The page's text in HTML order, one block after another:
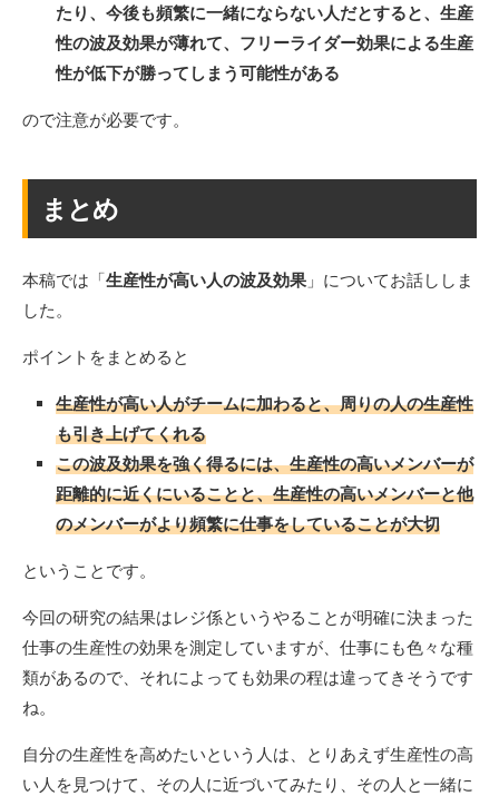
たり、今後も頻繁に一緒にならない人だとすると、生産
性の波及効果が薄れて、フリーライダー効果による生産
性が低下が勝ってしまう可能性がある
ので注意が必要です。
まとめ
本稿では「生産性が高い人の波及効果 」についてお話ししま
した。
ポイントをまとめると
生産性が高い人がチームに加わると、周りの人の生産性
も引き上げてくれる
この波及効果を強く得るには、生産性の高いメンバーが
距離的に近くにいることと、生産性の高いメンバーと他
のメンバーがより頻繁に仕事をしていることが大切
ということです。
今回の研究の結果はレジ係というやることが明確に決まった
仕事の生産性の効果を測定していますが、仕事にも色々な種
類があるので、それによっても効果の程は違ってきそうです
ね。
自分の生産性を高めたいという人は、とりあえず生産性の高
い人を見つけて、その人に近づいてみたり、その人と一緒に